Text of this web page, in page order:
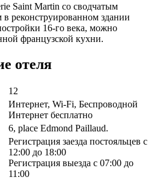
Saint Martin со сводчатым
реконструированном здании
16-го века, можно
французской кухни.
отеля
12
Интернет, Wi-Fi, Беспроводной
Интернет бесплатно
6, place Edmond Paillaud.
Регистрация заезда постояльцев с
12:00 до 18:00
Регистрация выезда с 07:00 до
11:00